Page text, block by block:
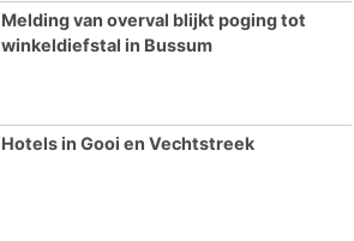
Melding van overval blijkt poging tot
winkeldiefstal in Bussum
Hotels in Gooi en Vechtstreek